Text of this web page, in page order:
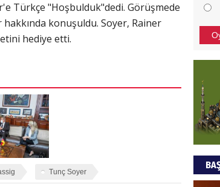
Türkçe "Hoşbulduk"dedi. Görüşmede
konuşuldu. Soyer, Rainer
hediye etti.
Tunç Soyer